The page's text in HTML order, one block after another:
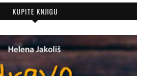
KUPITE KNJIGU